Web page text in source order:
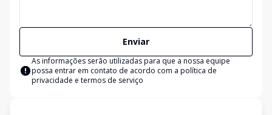
Enviar
As informações serão utilizadas para que a nossa equipe
possa entrar em contato de acordo com a política de
privacidade e termos de serviço